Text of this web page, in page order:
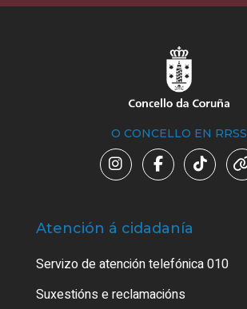
O CONCELLO EN RRSS
Atención á cidadanía
Servizo de atención telefónica 010
Suxestións e reclamacións